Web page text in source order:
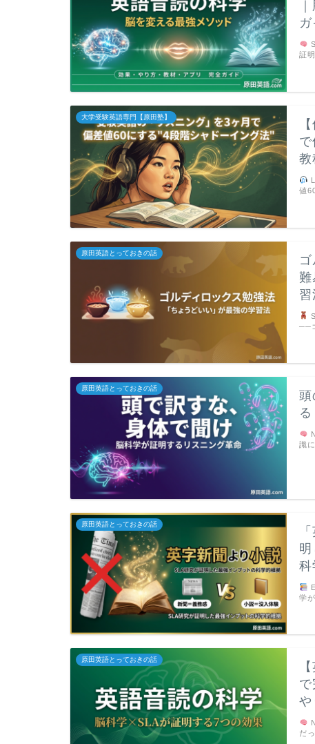
ガ
証
大学受験英語専門【原田塾】
教
値
原田英語とっておきの話
難
習
──
原田英語とっておきの話
頭
識
原田英語とっておきの話
科
学
原田英語とっておきの話
や
だ